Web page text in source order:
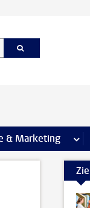
& Marketing